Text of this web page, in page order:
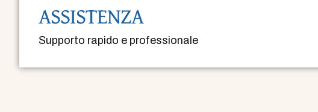
ASSISTENZA
Supporto rapido e professionale